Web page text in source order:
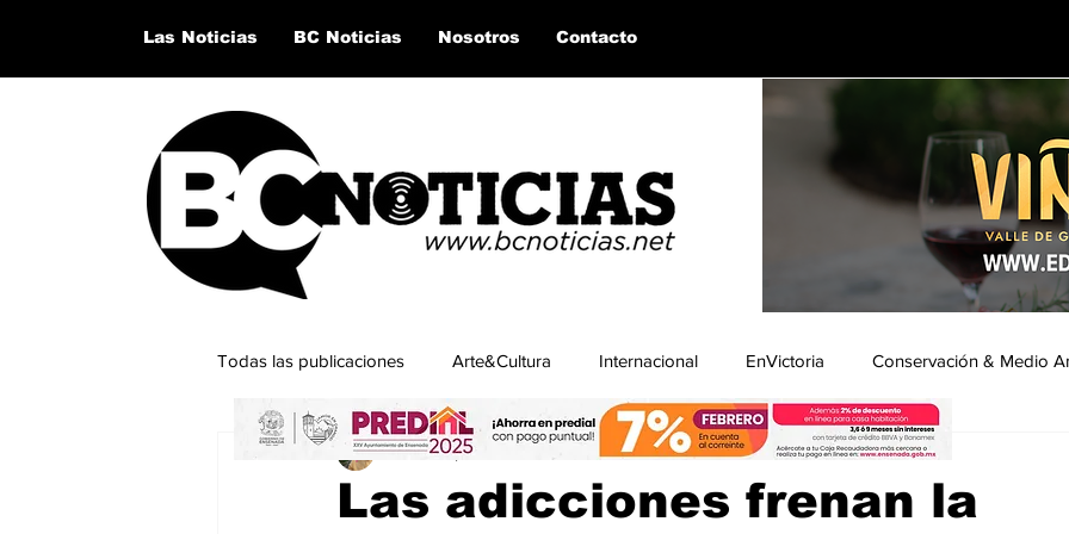
Las Noticias BC Noticias Nosotros Contacto
Todas las publicaciones Arte&Cultura Internacional EnVictoria Conservación & Medio
Lo último del momento San Quintín, BC Bahía de los Ángeles, BC Columnas Invitadas
Las adicciones frenan la
César Esparza Ramón|BCNoticias29 dic 20252 min de lectura